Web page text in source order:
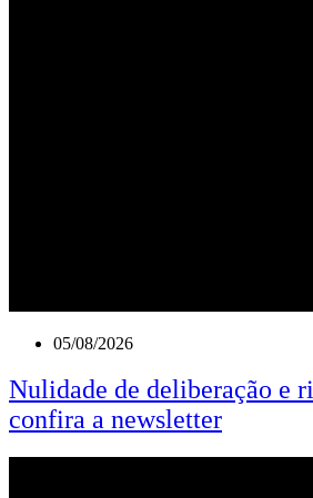
05/08/2026
Nulidade de deliberação e
confira a newsletter